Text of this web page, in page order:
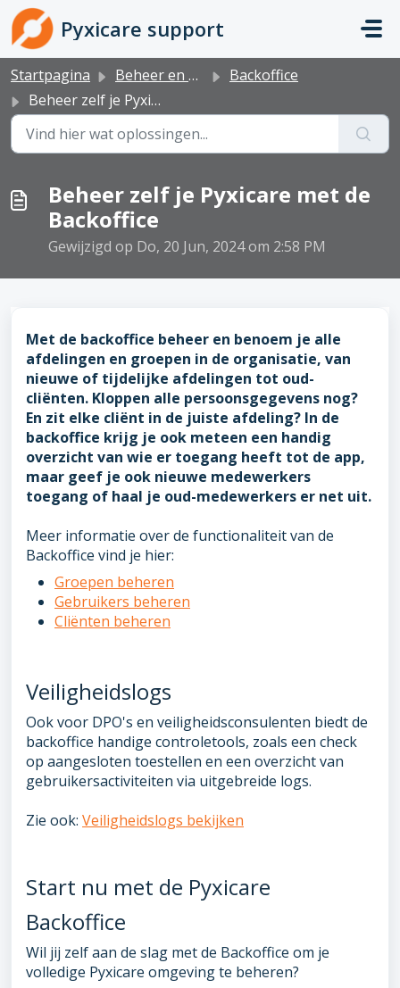
Doorgaan naar hoofdinhoud
Pyxicare support
Startpagina Beheer en administratie
Backoffice
Beheer zelf je Pyxicare met de Backoffice
Beheer zelf je Pyxicare met de
Backoffice
Gewijzigd op Do, 20 Jun, 2024 om 2:58 PM
Met de backoffice beheer en benoem je alle
afdelingen en groepen in de organisatie, van
nieuwe of tijdelijke afdelingen tot oud-
cliënten. Kloppen alle persoonsgegevens nog?
En zit elke cliënt in de juiste afdeling? In de
backoffice krijg je ook meteen een handig
overzicht van wie er toegang heeft tot de app,
maar geef je ook nieuwe medewerkers
toegang of haal je oud-medewerkers er net uit.
Meer informatie over de functionaliteit van de
Backoffice vind je hier:
Groepen beheren
Gebruikers beheren
Cliënten beheren
Veiligheidslogs
Ook voor DPO's en veiligheidsconsulenten biedt de
backoffice handige controletools, zoals een check
op aangesloten toestellen en een overzicht van
gebruikersactiviteiten via uitgebreide logs.
Zie ook: Veiligheidslogs bekijken
Start nu met de Pyxicare
Backoffice
Wil jij zelf aan de slag met de Backoffice om je
volledige Pyxicare omgeving te beheren?